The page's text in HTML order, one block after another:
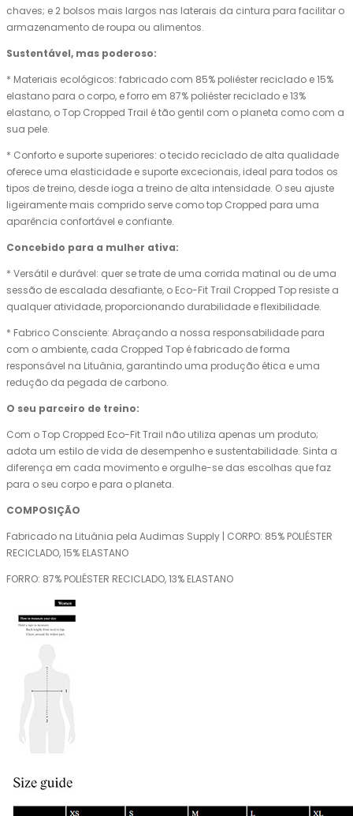
chaves; e 2 bolsos mais largos nas laterais da cintura para facilitar o
armazenamento de roupa ou alimentos.
Sustentável, mas poderoso:
* Materiais ecológicos: fabricado com 85% poliéster reciclado e 15%
elastano para o corpo, e forro em 87% poliéster reciclado e 13%
elastano, o Top Cropped Trail é tão gentil com o planeta como com a
sua pele.
* Conforto e suporte superiores: o tecido reciclado de alta qualidade
oferece uma elasticidade e suporte excecionais, ideal para todos os
tipos de treino, desde ioga a treino de alta intensidade. O seu ajuste
ligeiramente mais comprido serve como top Cropped para uma
aparência confortável e confiante.
Concebido para a mulher ativa:
* Versátil e durável: quer se trate de uma corrida matinal ou de uma
sessão de escalada desafiante, o Eco-Fit Trail Cropped Top resiste a
qualquer atividade, proporcionando durabilidade e flexibilidade.
* Fabrico Consciente: Abraçando a nossa responsabilidade para
com o ambiente, cada Cropped Top é fabricado de forma
responsável na Lituânia, garantindo uma produção ética e uma
redução da pegada de carbono.
O seu parceiro de treino:
Com o Top Cropped Eco-Fit Trail não utiliza apenas um produto;
adota um estilo de vida de desempenho e sustentabilidade. Sinta a
diferença em cada movimento e orgulhe-se das escolhas que faz
para o seu corpo e para o planeta.
COMPOSIÇÃO
Fabricado na Lituânia pela Audimas Supply | CORPO: 85% POLIÉSTER
RECICLADO, 15% ELASTANO
FORRO: 87% POLIÉSTER RECICLADO, 13% ELASTANO